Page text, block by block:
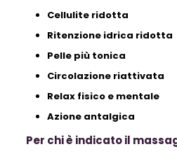
Cellulite ridotta
Ritenzione idrica ridotta
Pelle più tonica
Circolazione riattivata
Relax fisico e mentale
Azione antalgica
Per chi è indicato il